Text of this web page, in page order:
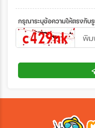
กรุณาระบุข้อความให้ตรงกับ